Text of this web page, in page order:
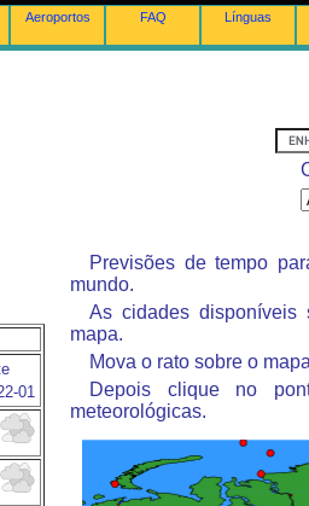
Aeroportos FAQ Línguas
01
Previsões de tempo
mundo.
As cidades disponíveis
mapa.
Mova o rato sobre o
Depois clique no
meteorológicas.